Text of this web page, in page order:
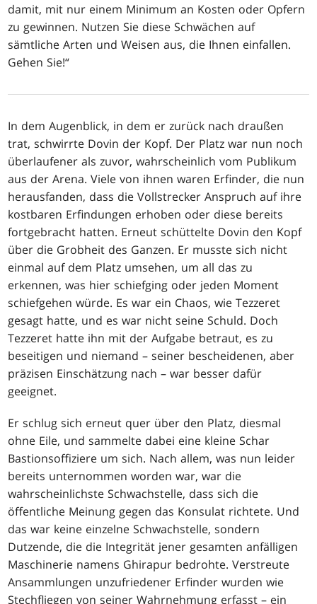
damit, mit nur einem Minimum an Kosten oder Opfern
zu gewinnen. Nutzen Sie diese Schwächen auf
sämtliche Arten und Weisen aus, die Ihnen einfallen.
Gehen Sie!“
In dem Augenblick, in dem er zurück nach draußen
trat, schwirrte Dovin der Kopf. Der Platz war nun noch
überlaufener als zuvor, wahrscheinlich vom Publikum
aus der Arena. Viele von ihnen waren Erfinder, die nun
herausfanden, dass die Vollstrecker Anspruch auf ihre
kostbaren Erfindungen erhoben oder diese bereits
fortgebracht hatten. Erneut schüttelte Dovin den Kopf
über die Grobheit des Ganzen. Er musste sich nicht
einmal auf dem Platz umsehen, um all das zu
erkennen, was hier schiefging oder jeden Moment
schiefgehen würde. Es war ein Chaos, wie Tezzeret
gesagt hatte, und es war nicht seine Schuld. Doch
Tezzeret hatte ihn mit der Aufgabe betraut, es zu
beseitigen und niemand – seiner bescheidenen, aber
präzisen Einschätzung nach – war besser dafür
geeignet.
Er schlug sich erneut quer über den Platz, diesmal
ohne Eile, und sammelte dabei eine kleine Schar
Bastionsoffiziere um sich. Nach allem, was nun leider
bereits unternommen worden war, war die
wahrscheinlichste Schwachstelle, dass sich die
öffentliche Meinung gegen das Konsulat richtete. Und
das war keine einzelne Schwachstelle, sondern
Dutzende, die die Integrität jener gesamten anfälligen
Maschinerie namens Ghirapur bedrohte. Verstreute
Ansammlungen unzufriedener Erfinder wurden wie
Stechfliegen von seiner Wahrnehmung erfasst – ein